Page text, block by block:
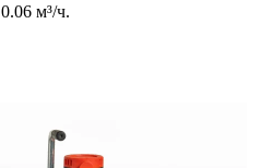
0.06 м³/ч.